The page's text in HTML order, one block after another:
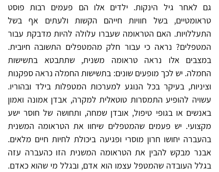
גם לאחר גיל הינקות. ילדים אלו הם פעמים רבות פוסט
טראומטיים, בשל חוויות חייהם הקשות ולעתים אף בשל
התעללויות. האם הטראומה שעברו עלולה להיות מדבקת עבור
המטפלים? נראה כי עבור חלק מהמטפלים התשובה חיובית.
במצבים אלו נראה טראומה משנית, שתתבטא בתשישות
החמלה. יש לכך מופעים שונים: בתשישות החמלה נראה ספקנות
וציניות, בעיקר בכל הנוגע למערכות המטפלות בילד ובהוריו.
עשויה להופיע התמסרות טוטאלית למקרה, אבדן אמונה ואמון
באנשים או בגופי טיפול, אובדן שמחה, ותחושה של חוסר ישע
מקצועי. יש פעמים שהמטפלים שיחוו את הטראומה המשנית
בהעברה יחושו חרון מוסרי ופגיעה ביכולת לחיות חיים מלאים.
אבנר מבקש להבין את הטראומה המשנית הזו כהעברה עזה
בגלל העובדה שהמטפל עצמו הוא אדם, ובגלל מי שהוא כאדם.